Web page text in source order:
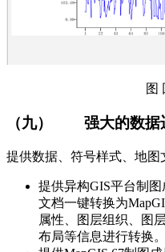
图
（九） 强大的数据
提供数据、符号样式、地图
提供异构GIS平台制
文档一键转换为
属性、图层组织、图
布局等信息进行转换。